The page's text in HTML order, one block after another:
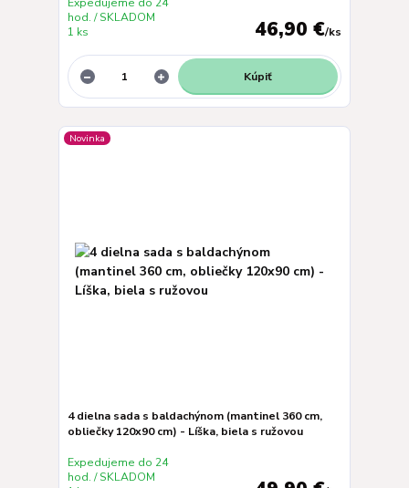
46,90 €/ks
hod. / SKLADOM
1 ks
Kúpiť
Novinka
4 dielna sada s baldachýnom (mantinel 360 cm,
obliečky 120x90 cm) - Líška, biela s ružovou
Expedujeme do 24
hod. / SKLADOM